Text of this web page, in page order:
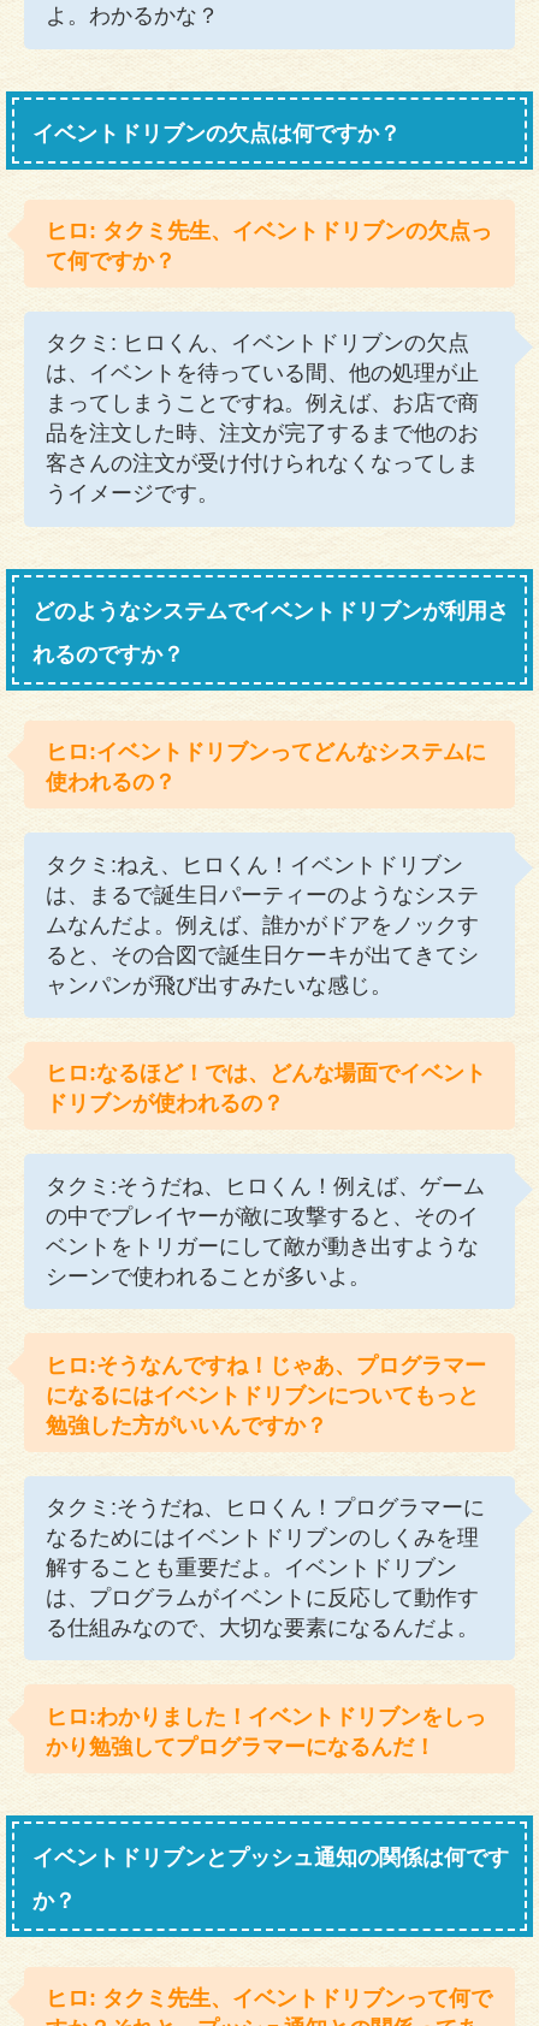
よ。わかるかな？
イベントドリブンの欠点は何ですか？
ヒロ: タクミ先生、イベントドリブンの欠点っ
て何ですか？
タクミ: ヒロくん、イベントドリブンの欠点
は、イベントを待っている間、他の処理が止
まってしまうことですね。例えば、お店で商
品を注文した時、注文が完了するまで他のお
客さんの注文が受け付けられなくなってしま
うイメージです。
どのようなシステムでイベントドリブンが利用さ
れるのですか？
ヒロ:イベントドリブンってどんなシステムに
使われるの？
タクミ:ねえ、ヒロくん！イベントドリブン
は、まるで誕生日パーティーのようなシステ
ムなんだよ。例えば、誰かがドアをノックす
ると、その合図で誕生日ケーキが出てきてシ
ャンパンが飛び出すみたいな感じ。
ヒロ:なるほど！では、どんな場面でイベント
ドリブンが使われるの？
タクミ:そうだね、ヒロくん！例えば、ゲーム
の中でプレイヤーが敵に攻撃すると、そのイ
ベントをトリガーにして敵が動き出すような
シーンで使われることが多いよ。
ヒロ:そうなんですね！じゃあ、プログラマー
になるにはイベントドリブンについてもっと
勉強した方がいいんですか？
タクミ:そうだね、ヒロくん！プログラマーに
なるためにはイベントドリブンのしくみを理
解することも重要だよ。イベントドリブン
は、プログラムがイベントに反応して動作す
る仕組みなので、大切な要素になるんだよ。
ヒロ:わかりました！イベントドリブンをしっ
かり勉強してプログラマーになるんだ！
イベントドリブンとプッシュ通知の関係は何です
か？
ヒロ: タクミ先生、イベントドリブンって何で